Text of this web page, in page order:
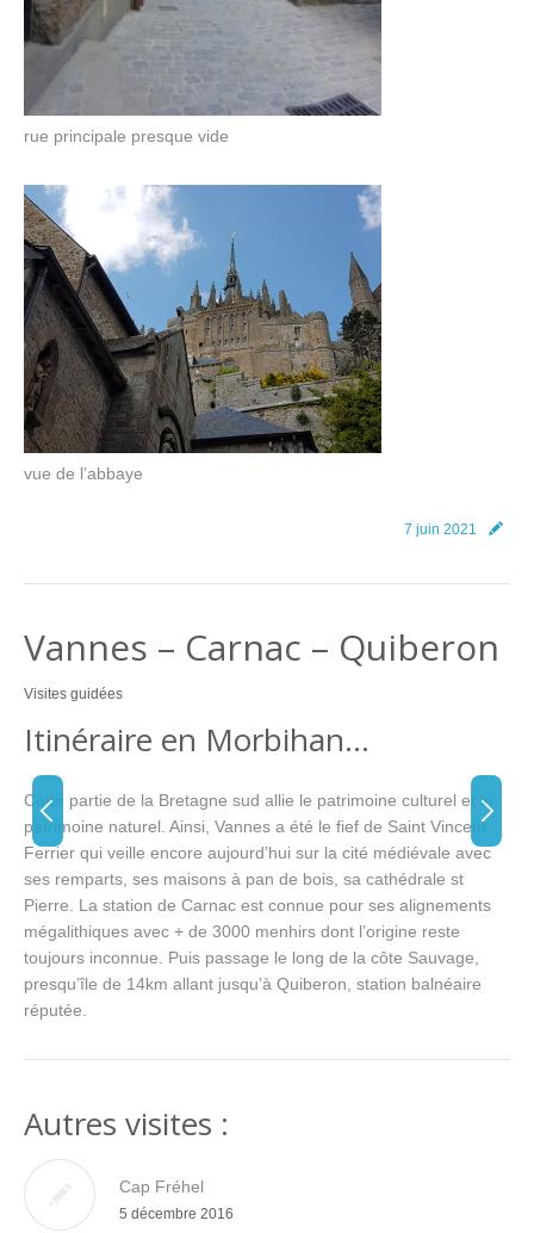
rue principale presque vide
vue de l’abbaye
7 juin 2021
Vannes – Carnac – Quiberon
Visites guidées
Itinéraire en Morbihan…
Cette partie de la Bretagne sud allie le patrimoine culturel et le
patrimoine naturel. Ainsi, Vannes a été le fief de Saint Vincent
Ferrier qui veille encore aujourd’hui sur la cité médiévale avec
ses remparts, ses maisons à pan de bois, sa cathédrale st
Pierre. La station de Carnac est connue pour ses alignements
mégalithiques avec + de 3000 menhirs dont l’origine reste
toujours inconnue. Puis passage le long de la côte Sauvage,
presqu’île de 14km allant jusqu’à Quiberon, station balnéaire
réputée.
Autres visites :
Cap Fréhel
5 décembre 2016